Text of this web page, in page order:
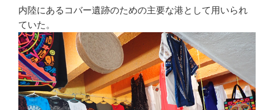
内陸にあるコバー遺跡のための主要な港として用いられ
ていた。